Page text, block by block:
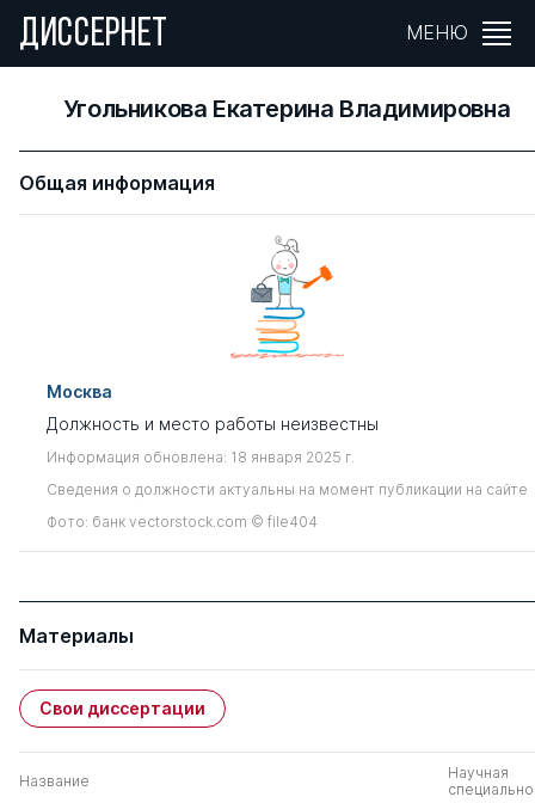
ДИССЕРНЕТ МЕНЮ
Угольникова Екатерина Владимировна
Общая информация
Москва
Должность и место работы неизвестны
Информация обновлена: 18 января 2025 г.
Сведения о должности актуальны на момент публикации на сайте
Фото: банк vectorstock.com © file404
Материалы
Свои диссертации
Название
Научная